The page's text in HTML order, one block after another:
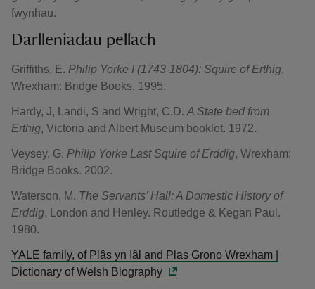
fwynhau.
Darlleniadau pellach
Griffiths, E. Philip Yorke I (1743-1804): Squire of Erthig,
Wrexham: Bridge Books, 1995.
Hardy, J, Landi, S and Wright, C.D. A State bed from
Erthig, Victoria and Albert Museum booklet. 1972.
Veysey, G. Philip Yorke Last Squire of Erddig, Wrexham:
Bridge Books. 2002.
Waterson, M. The Servants’ Hall: A Domestic History of
Erddig, London and Henley. Routledge & Kegan Paul.
1980.
YALE family, of Plâs yn Iâl and Plas Grono Wrexham |
Dictionary of Welsh Biography